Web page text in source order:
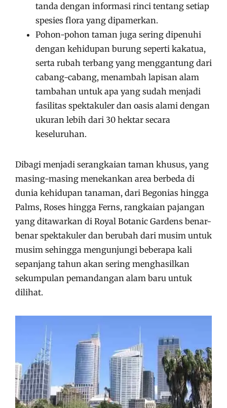
tanda dengan informasi rinci tentang setiap
spesies flora yang dipamerkan.
Pohon-pohon taman juga sering dipenuhi
dengan kehidupan burung seperti kakatua,
serta rubah terbang yang menggantung dari
cabang-cabang, menambah lapisan alam
tambahan untuk apa yang sudah menjadi
fasilitas spektakuler dan oasis alami dengan
ukuran lebih dari 30 hektar secara
keseluruhan.
Dibagi menjadi serangkaian taman khusus, yang
masing-masing menekankan area berbeda di
dunia kehidupan tanaman, dari Begonias hingga
Palms, Roses hingga Ferns, rangkaian pajangan
yang ditawarkan di Royal Botanic Gardens benar-
benar spektakuler dan berubah dari musim untuk
musim sehingga mengunjungi beberapa kali
sepanjang tahun akan sering menghasilkan
sekumpulan pemandangan alam baru untuk
dilihat.